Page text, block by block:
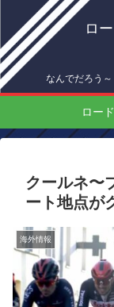
ロ
なんでだろう
ロー
クールネ〜
ート地点が
海外情報